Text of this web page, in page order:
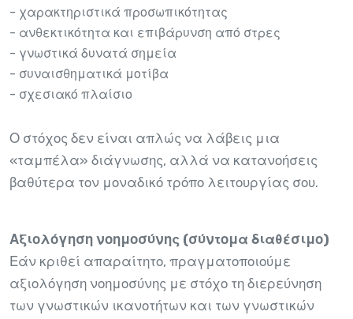
- χαρακτηριστικά προσωπικότητας
- ανθεκτικότητα και επιβάρυνση από στρες
- γνωστικά δυνατά σημεία
- συναισθηματικά μοτίβα
- σχεσιακό πλαίσιο
Ο στόχος δεν είναι απλώς να λάβεις μια
«ταμπέλα» διάγνωσης, αλλά να κατανοήσεις
βαθύτερα τον μοναδικό τρόπο λειτουργίας σου.
Αξιολόγηση νοημοσύνης (σύντομα διαθέσιμο)
Εάν κριθεί απαραίτητο, πραγματοποιούμε
αξιολόγηση νοημοσύνης με στόχο τη διερεύνηση
των γνωστικών ικανοτήτων και των γνωστικών